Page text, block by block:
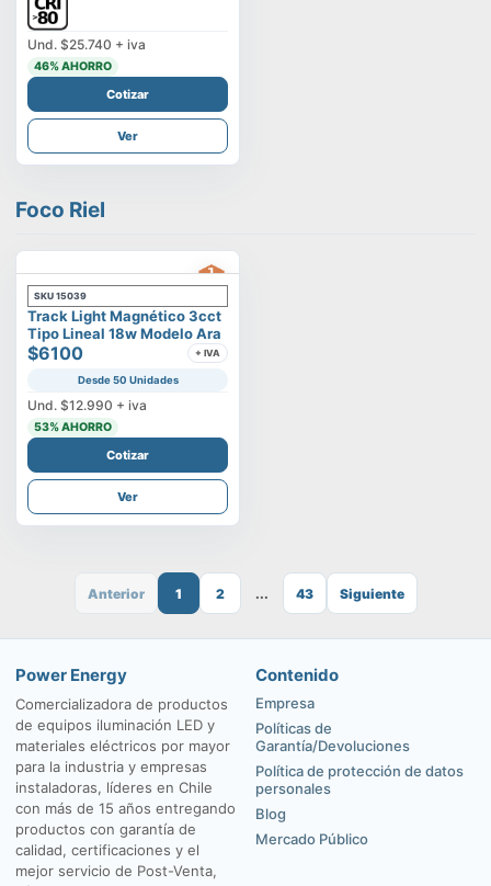
Und. $25.740 + iva
46% AHORRO
Cotizar
Ver
Foco Riel
SKU 15039
Track Light Magnético 3cct
Tipo Lineal 18w Modelo Ara
$6100 + IVA
Desde 50 Unidades
Und. $12.990 + iva
53% AHORRO
Cotizar
Ver
Anterior 1 2 ... 43 Siguiente
Power Energy
Comercializadora de productos
de equipos iluminación LED y
materiales eléctricos por mayor
para la industria y empresas
instaladoras, líderes en Chile
con más de 15 años entregando
productos con garantía de
calidad, certificaciones y el
mejor servicio de Post-Venta,
Contenido
Empresa
Políticas de
Garantía/Devoluciones
Política de protección de datos
personales
Blog
Mercado Público